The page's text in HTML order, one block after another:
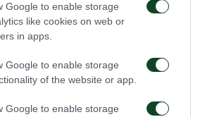
Google to enable storage
like cookies on web or
in apps.
Google to enable storage
of the website or app.
Google to enable storage